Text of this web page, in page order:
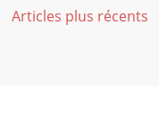
Articles plus récents